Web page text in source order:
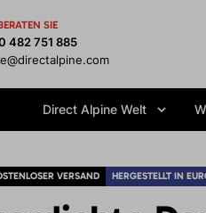
SIE
482 751 885
Direct Alpine Welt
VERSAND HERGESTELLT IN